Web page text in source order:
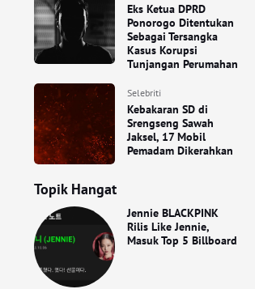
Eks Ketua DPRD
Ponorogo Ditentukan
Sebagai Tersangka
Kasus Korupsi
Tunjangan Perumahan
Selebriti
Kebakaran SD di
Srengseng Sawah
Jaksel, 17 Mobil
Pemadam Dikerahkan
Topik Hangat
Jennie BLACKPINK
Rilis Like Jennie,
Masuk Top 5 Billboard